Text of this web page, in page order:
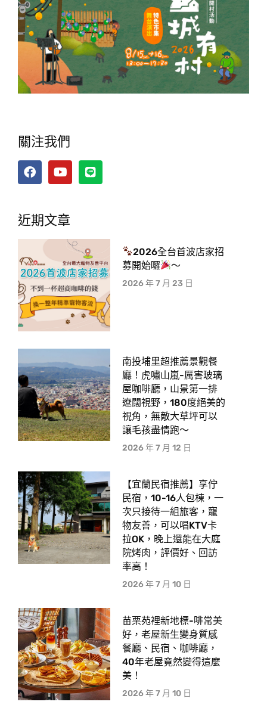
關注我們
近期文章
2026全台首波店家招
募開始囉
～
2026 年 7 月 23 日
南投埔里超推薦景觀餐
廳！虎嘯山嵐-厲害玻璃
屋咖啡廳，山景第一排
遼闊視野，180度絕美的
視角，無敵大草坪可以
讓毛孩盡情跑〜
2026 年 7 月 12 日
【宜蘭民宿推薦】享佇
民宿，10-16人包棟，一
次只接待一組旅客，寵
物友善，可以唱KTV卡
拉OK，晚上還能在大庭
院烤肉，評價好、回訪
率高！
2026 年 7 月 10 日
苗栗苑裡新地標-啡常美
好，老屋新生變身質感
餐廳、民宿、咖啡廳，
40年老屋竟然變得這麼
美！
2026 年 7 月 10 日